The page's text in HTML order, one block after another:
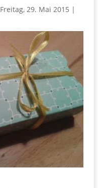
Freitag, 29. Mai 2015 |